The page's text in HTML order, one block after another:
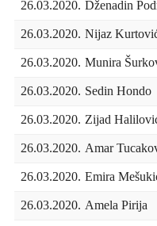
26.03.2020. Dženadin
26.03.2020. Nijaz
26.03.2020. Munira
26.03.2020. Sedin Hondo
26.03.2020. Zijad
26.03.2020. Amar
26.03.2020. Emira
26.03.2020. Amela Pirija